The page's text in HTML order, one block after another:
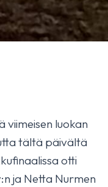
viimeisen luokan
tältä päivältä
otti
ja Netta Nurmen